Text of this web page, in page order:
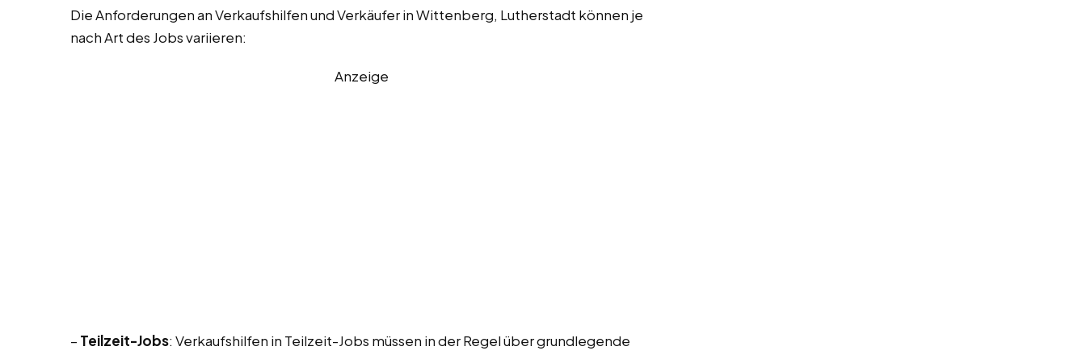
Die Anforderungen an Verkaufshilfen und Verkäufer in Wittenberg, Lutherstadt können je
nach Art des Jobs variieren:
Anzeige
– Teilzeit-Jobs: Verkaufshilfen in Teilzeit-Jobs müssen in der Regel über grundlegende